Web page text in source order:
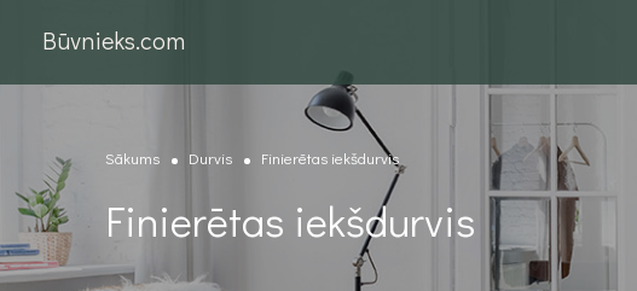
Būvnieks.com
Sākums Durvis Finierētas iekšdurvis
Finierētas iekšdurvis